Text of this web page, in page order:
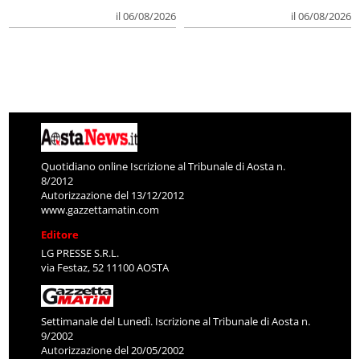
il 06/08/2026 il 06/08/2026
Quotidiano online Iscrizione al Tribunale di Aosta n.
8/2012
Autorizzazione del 13/12/2012
www.gazzettamatin.com
Editore
LG PRESSE S.R.L.
via Festaz, 52 11100 AOSTA
Settimanale del Lunedì. Iscrizione al Tribunale di Aosta n.
9/2002
Autorizzazione del 20/05/2002